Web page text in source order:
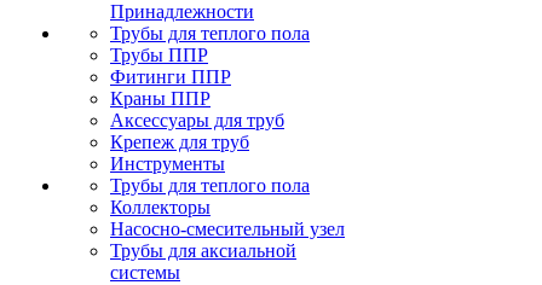
Принадлежности
Трубы для теплого пола
Трубы ППР
Фитинги ППР
Краны ППР
Аксессуары для труб
Крепеж для труб
Инструменты
Трубы для теплого пола
Коллекторы
Насосно-смесительный узел
Трубы для аксиальной
системы